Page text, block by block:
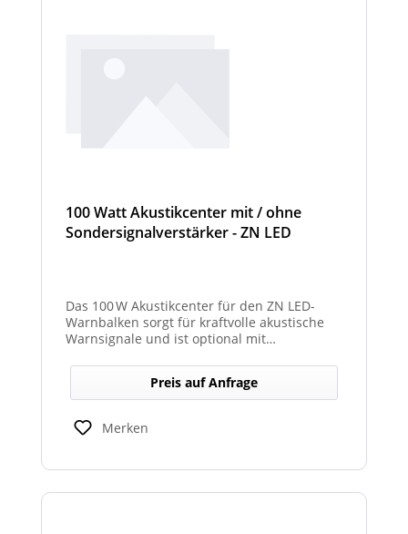
100 Watt Akustikcenter mit / ohne
Sondersignalverstärker - ZN LED
Das 100 W Akustikcenter für den ZN LED-
Warnbalken sorgt für kraftvolle akustische
Warnsignale und ist optional mit
erhältlich.
Preis auf Anfrage
Merken